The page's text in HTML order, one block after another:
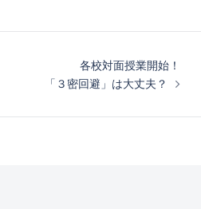
各校対面授業開始！
「３密回避」は大丈夫？